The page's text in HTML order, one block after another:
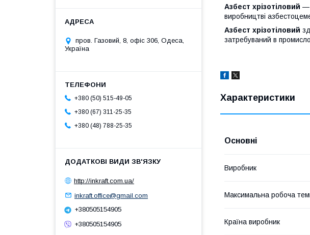
Азбест хрізотіловий —
виробництві
Азбест хрізотіловий
затребуваний в
Характеристики
Основні
Виробник
Максимальна робоча
Країна виробник
пров. Газовий, 8, офіс 306, Одеса,
Україна
+380 (50) 515-49-05
+380 (67) 311-25-35
+380 (48) 788-25-35
http://inkraft.com.ua/
inkraft.office@gmail.com
+380505154905
+380505154905